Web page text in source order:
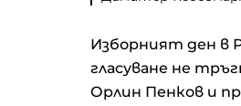
Изборният ден в
гласуване не
Орлин Пенков и